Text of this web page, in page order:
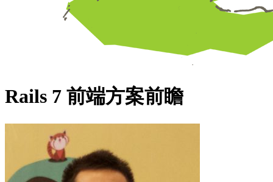
Rails 7 前端方案前瞻